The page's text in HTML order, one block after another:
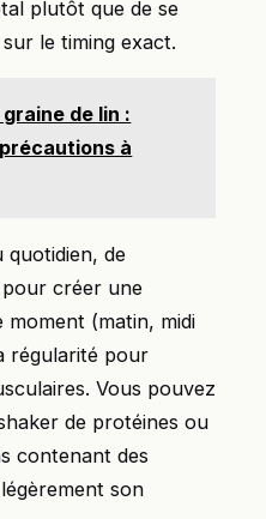
plutôt que de se
le timing exact.
de lin :
à
quotidien, de
créer une
moment (matin, midi
régularité pour
Vous pouvez
de protéines ou
contenant des
son